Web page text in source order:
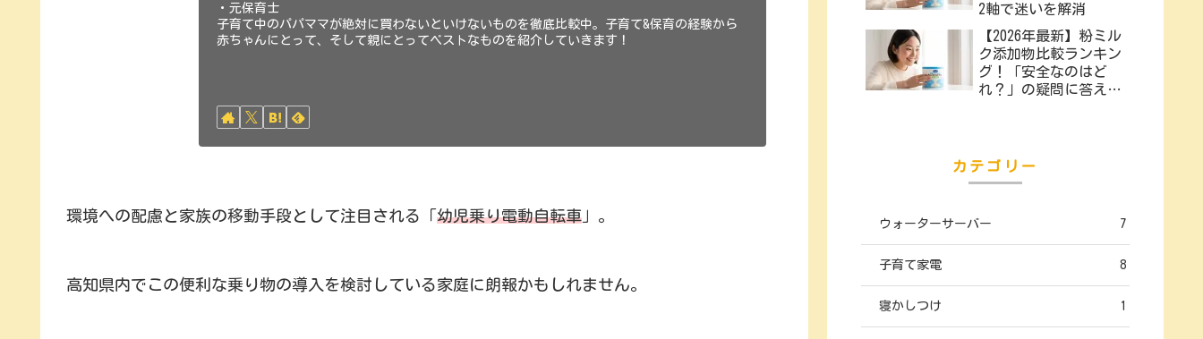
・元保育士
子育て中のパパママが絶対に買わないといけないものを徹底比較中。子育て&保育の経験から
赤ちゃんにとって、そして親にとってベストなものを紹介していきます！
環境への配慮と家族の移動手段として注目される「幼児乗り電動自転車 」。
高知県内でこの便利な乗り物の導入を検討している家庭に朗報かもしれません。
2軸で迷いを解消
【2026年最新】粉ミル
ク添加物比較ランキン
グ！「安全なのはど
れ？」の疑問に答えま
カテゴリー
ウォーターサーバー 7
子育て家電 8
寝かしつけ 1